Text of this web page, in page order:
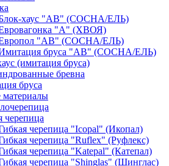
хаус "АВ" (СОСНА/ЕЛЬ)
"А" (ХВОЯ)
"АВ" (СОСНА/ЕЛЬ)
бруса "АВ" (СОСНА/ЕЛЬ)
(имитация бруса)
бревна
бруса
черепица
черепица "Icopal" (Икопал)
черепица "Ruflex" (Руфлекс)
черепица "Katepal" (Катепал)
черепица "Shinglas" (Шинглас)